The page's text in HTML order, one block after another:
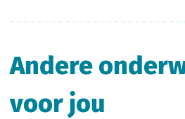
Andere
voor jou